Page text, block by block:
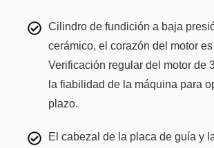
Cilindro de fundición a baja
cerámico, el corazón del motor
Verificación regular del motor de
la fiabilidad de la máquina para
plazo.
El cabezal de la placa de guía y